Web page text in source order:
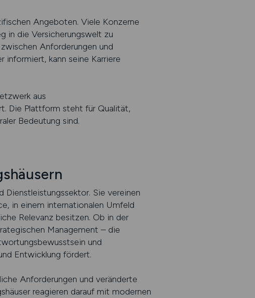
Angeboten. Viele Konzerne
in die Versicherungswelt zu
Anforderungen und
informiert, kann seine Karriere
aus
Die Plattform steht für Qualität,
Bedeutung sind.
Dienstleistungssektor. Sie vereinen
in einem internationalen Umfeld
Relevanz besitzen. Ob in der
Management – die
und
Entwicklung fördert.
Anforderungen und veränderte
reagieren darauf mit modernen